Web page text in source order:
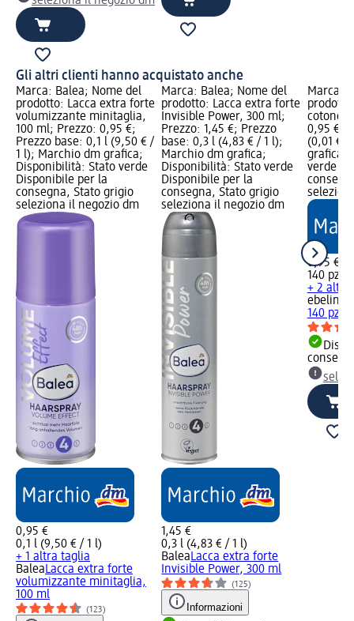
Gli altri clienti hanno acquistato anche
Marca: Balea; Nome del
prodotto: Lacca extra forte
volumizzante minitaglia,
100 ml; Prezzo: 0,95 €;
Prezzo base: 0,1 l (9,50 € /
1 l); Marchio dm grafica;
Disponibilità: Stato verde
Disponibile per la
consegna, Stato grigio
seleziona il negozio dm
0,95 €
0,1 l (9,50 € / 1 l)
+ 1 altra taglia
BaleaLacca extra forte
volumizzante minitaglia,
100 ml
(123)
Marca: Balea; Nome del
prodotto: Lacca extra forte
Invisible Power, 300 ml;
Prezzo: 1,45 €; Prezzo
base: 0,3 l (4,83 € / 1 l);
Marchio dm grafica;
Disponibilità: Stato verde
Disponibile per la
consegna, Stato grigio
seleziona il negozio dm
1,45 €
0,3 l (4,83 € / 1 l)
BaleaLacca extra forte
Invisible Power, 300 ml
(125)
Informazioni
Marca:
cotone,
0,95 €;
(0,01 € /
grafica;
verde
0,95 €
140 pz
+ 2 altre
ebelin
140 pz